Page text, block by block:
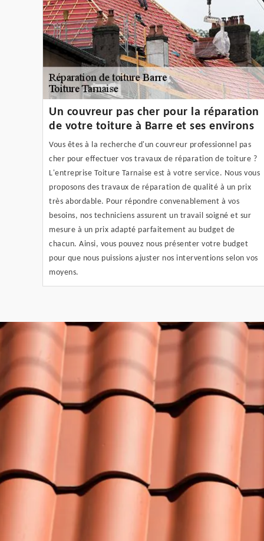
Un couvreur pas cher pour la réparation
de votre toiture à Barre et ses environs
Vous êtes à la recherche d'un couvreur professionnel pas
cher pour effectuer vos travaux de réparation de toiture ?
L'entreprise Toiture Tarnaise est à votre service. Nous vous
proposons des travaux de réparation de qualité à un prix
très abordable. Pour répondre convenablement à vos
besoins, nos techniciens assurent un travail soigné et sur
mesure à un prix adapté parfaitement au budget de
chacun. Ainsi, vous pouvez nous présenter votre budget
pour que nous puissions ajuster nos interventions selon vos
moyens.